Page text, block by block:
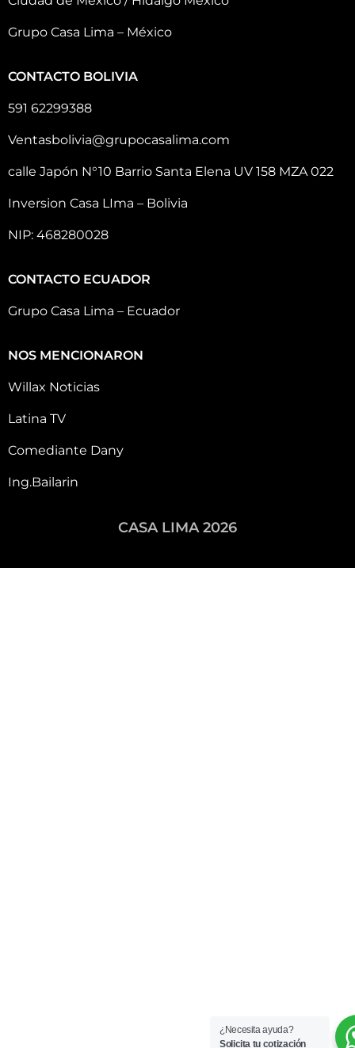
Grupo Casa Lima – México
CONTACTO BOLIVIA
591 62299388
Ventasbolivia@grupocasalima.com
calle Japón N°10 Barrio Santa Elena UV 158 MZA 022
Inversion Casa LIma – Bolivia
NIP: 468280028
CONTACTO ECUADOR
Grupo Casa Lima – Ecuador
NOS MENCIONARON
Willax Noticias
Latina TV
Comediante Dany
Ing.Bailarin
CASA LIMA 2026
¿Necesita ayuda?
Solicita tu cotización